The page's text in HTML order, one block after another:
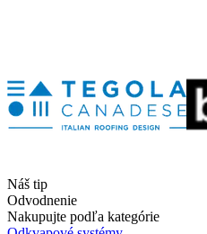
Náš tip
Odvodnenie
Nakupujte podľa kategórie